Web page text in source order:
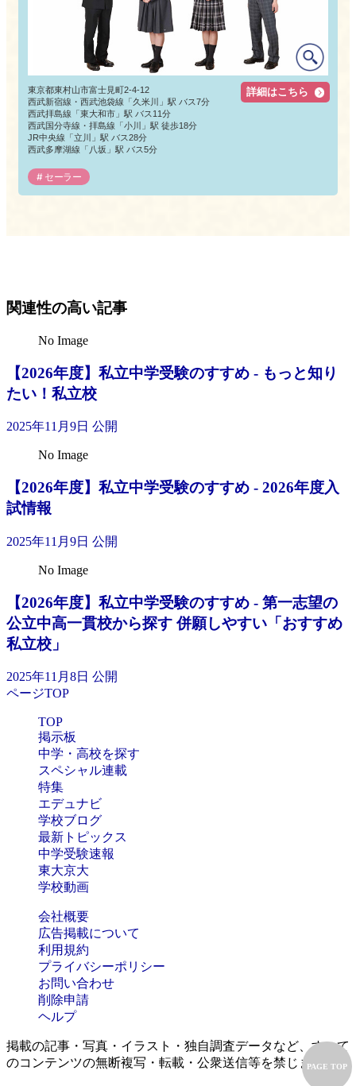
東京都東村山市富士見町2-4-12
西武新宿線・西武池袋線「久米川」駅 バス7分
西武拝島線「東大和市」駅 バス11分
西武国分寺線・拝島線「小川」駅 徒歩18分
JR中央線「立川」駅 バス28分
西武多摩湖線「八坂」駅 バス5分
セーラー
詳細はこちら
PAGE TOP
関連性の高い記事
No Image
【2026年度】私立中学受験のすすめ - もっと知り
たい！私立校
2025年11月9日 公開
No Image
【2026年度】私立中学受験のすすめ - 2026年度入
試情報
2025年11月9日 公開
No Image
【2026年度】私立中学受験のすすめ - 第一志望の
公立中高一貫校から探す 併願しやすい「おすすめ
私立校」
2025年11月8日 公開
ページTOP
TOP
掲示板
中学・高校を探す
スペシャル連載
特集
エデュナビ
学校ブログ
最新トピックス
中学受験速報
東大京大
学校動画
会社概要
広告掲載について
利用規約
プライバシーポリシー
お問い合わせ
削除申請
ヘルプ
掲載の記事・写真・イラスト・独自調査データなど、すべて
のコンテンツの無断複写・転載・公衆送信等を禁じます。